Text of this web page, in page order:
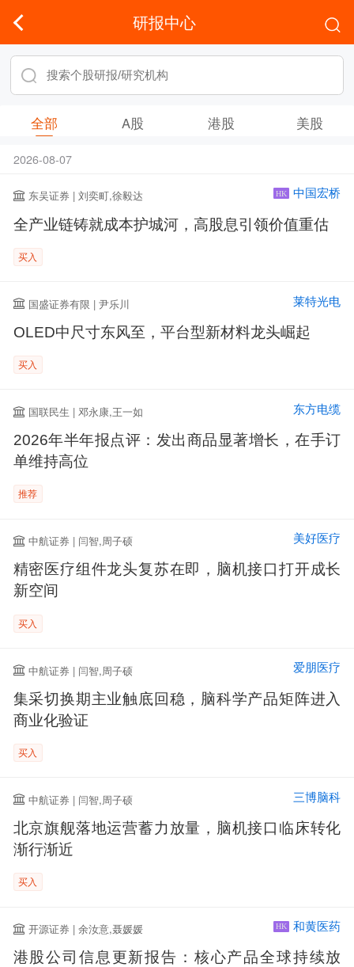
研报中心
全部 A股 港股 美股
2026-08-07
东吴证券 | 刘奕町,徐毅达 HK 中国宏桥
全产业链铸就成本护城河，高股息引领价值重估
买入
国盛证券有限 | 尹乐川 莱特光电
OLED中尺寸东风至，平台型新材料龙头崛起
买入
国联民生 | 邓永康,王一如 东方电缆
2026年半年报点评：发出商品显著增长，在手订
单维持高位
推荐
中航证券 | 闫智,周子硕 美好医疗
精密医疗组件龙头复苏在即，脑机接口打开成长
新空间
买入
中航证券 | 闫智,周子硕 爱朋医疗
集采切换期主业触底回稳，脑科学产品矩阵进入
商业化验证
买入
中航证券 | 闫智,周子硕 三博脑科
北京旗舰落地运营蓄力放量，脑机接口临床转化
渐行渐近
买入
开源证券 | 余汝意,聂媛媛 HK 和黄医药
港股公司信息更新报告：核心产品全球持续放